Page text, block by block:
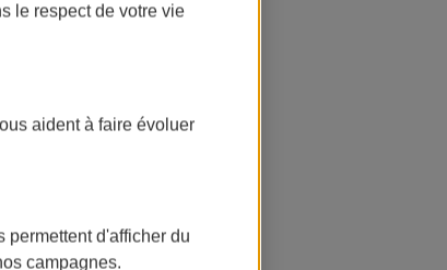
Banque
le respect de votre vie
aident à faire évoluer
permettent d'afficher du
campagnes.